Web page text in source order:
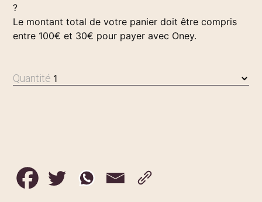
?
Le montant total de votre panier doit être compris
entre 100€ et 30€ pour payer avec Oney.
Quantité